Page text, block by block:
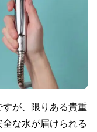
が、限りある貴重
な水が届けられる